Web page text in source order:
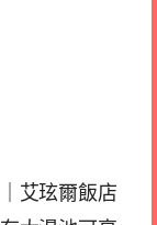
艾玹爾飯店